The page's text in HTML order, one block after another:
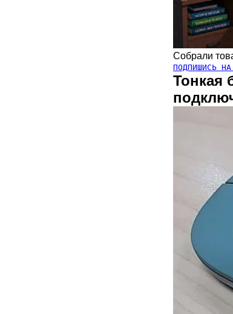
Собрали
ПОДПИШИСЬ
Тонкая